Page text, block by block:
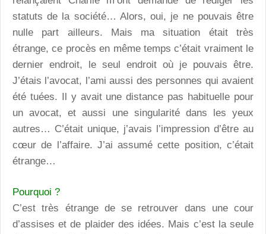
statuts de la société… Alors, oui, je ne pouvais être
nulle part ailleurs. Mais ma situation était très
étrange, ce procès en même temps c’était vraiment le
dernier endroit, le seul endroit où je pouvais être.
J’étais l’avocat, l’ami aussi des personnes qui avaient
été tuées. Il y avait une distance pas habituelle pour
un avocat, et aussi une singularité dans les yeux
autres… C’était unique, j’avais l’impression d’être au
cœur de l’affaire. J’ai assumé cette position, c’était
étrange…
Pourquoi ?
C’est très étrange de se retrouver dans une cour
d’assises et de plaider des idées. Mais c’est la seule